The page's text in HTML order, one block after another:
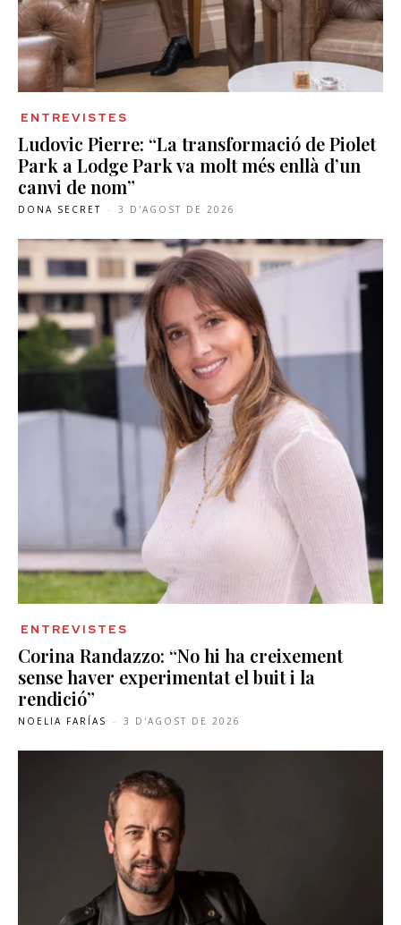
ENTREVISTES
Ludovic Pierre: “La transformació de Piolet
Park a Lodge Park va molt més enllà d’un
canvi de nom”
DONA SECRET - 3 D'AGOST DE 2026
ENTREVISTES
Corina Randazzo: “No hi ha creixement
sense haver experimentat el buit i la
rendició”
NOELIA FARÍAS - 3 D'AGOST DE 2026